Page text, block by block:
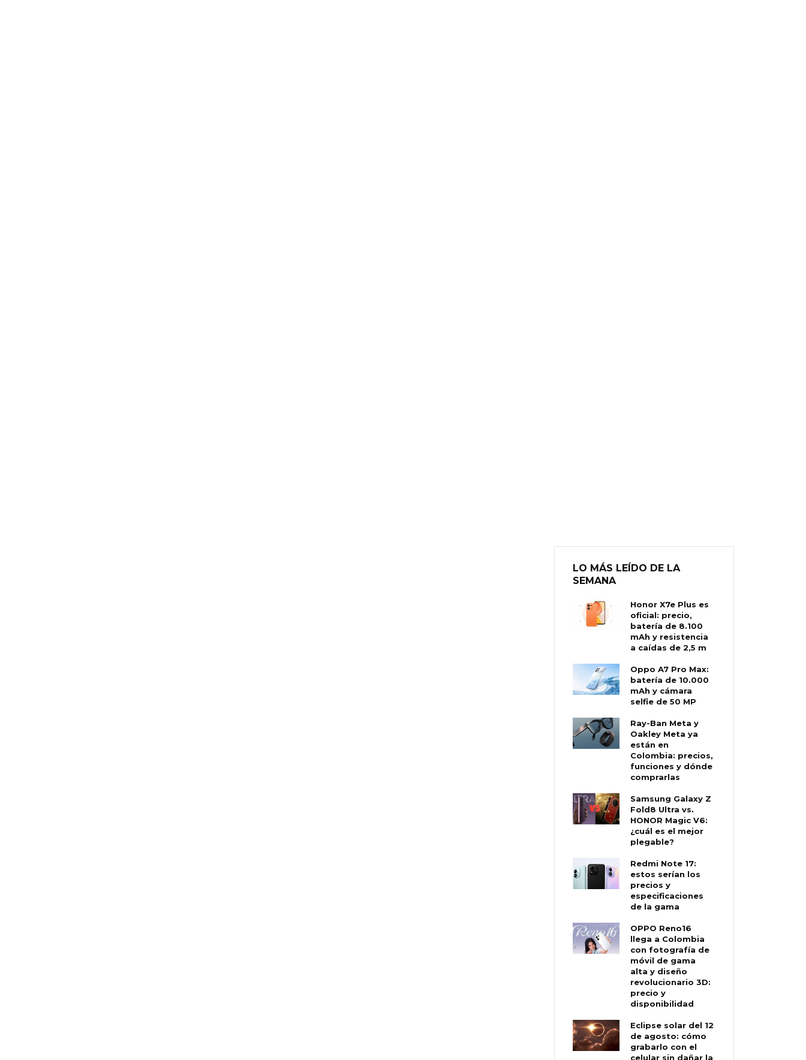
LO MÁS LEÍDO DE LA
SEMANA
Honor X7e Plus es
oficial: precio,
batería de 8.100
mAh y resistencia
a caídas de 2,5 m
Oppo A7 Pro Max:
batería de 10.000
mAh y cámara
selfie de 50 MP
Ray-Ban Meta y
Oakley Meta ya
están en
Colombia: precios,
funciones y dónde
comprarlas
Samsung Galaxy Z
Fold8 Ultra vs.
HONOR Magic V6:
¿cuál es el mejor
plegable?
Redmi Note 17:
estos serían los
precios y
especificaciones
de la gama
OPPO Reno16
llega a Colombia
con fotografía de
móvil de gama
alta y diseño
revolucionario 3D:
precio y
disponibilidad
Eclipse solar del 12
de agosto: cómo
grabarlo con el
celular sin dañar la